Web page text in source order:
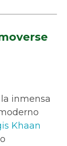
inmensa
Khaan